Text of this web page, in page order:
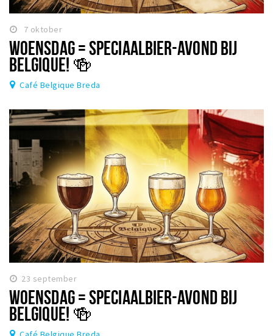
7 oktober
WOENSDAG = SPECIAALBIER-AVOND BIJ
BELGIQUE! 🍻
Café Belgique Breda
23 september
WOENSDAG = SPECIAALBIER-AVOND BIJ
BELGIQUE! 🍻